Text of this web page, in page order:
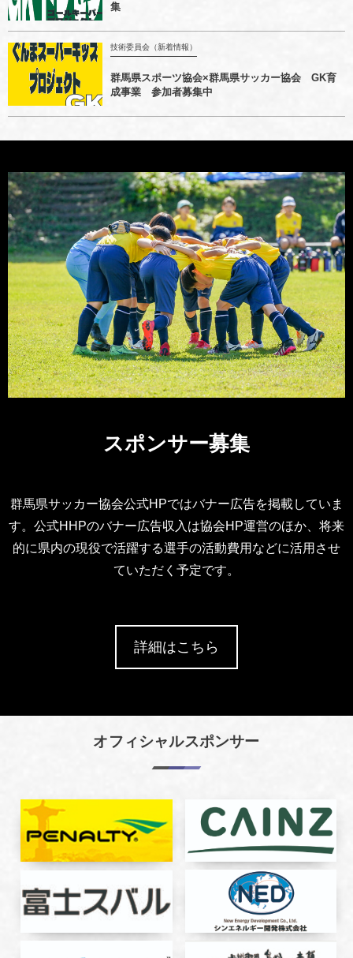
集
技術委員会（新着情報）
群馬県スポーツ協会×群馬県サッカー協会 GK育
成事業 参加者募集中
スポンサー募集
群馬県サッカー協会公式HPではバナー広告を掲載していま
す。公式HHPのバナー広告収入は協会HP運営のほか、将来
的に県内の現役で活躍する選手の活動費用などに活用させ
ていただく予定です。
詳細はこちら
オフィシャルスポンサー